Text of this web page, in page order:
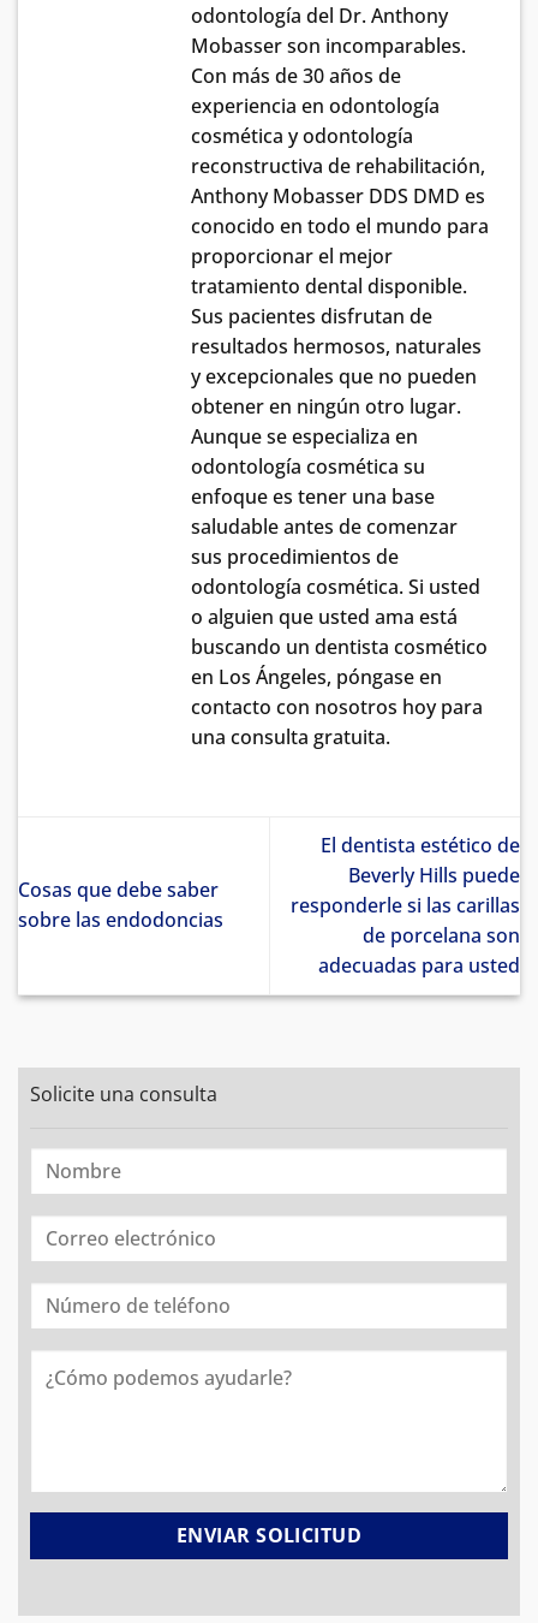
odontología del Dr. Anthony
Mobasser son incomparables.
Con más de 30 años de
experiencia en odontología
cosmética y odontología
reconstructiva de rehabilitación,
Anthony Mobasser DDS DMD es
conocido en todo el mundo para
proporcionar el mejor
tratamiento dental disponible.
Sus pacientes disfrutan de
resultados hermosos, naturales
y excepcionales que no pueden
obtener en ningún otro lugar.
Aunque se especializa en
odontología cosmética su
enfoque es tener una base
saludable antes de comenzar
sus procedimientos de
odontología cosmética. Si usted
o alguien que usted ama está
buscando un dentista cosmético
en Los Ángeles, póngase en
contacto con nosotros hoy para
una consulta gratuita.
Cosas que debe saber
sobre las endodoncias
El dentista estético de
Beverly Hills puede
responderle si las carillas
de porcelana son
adecuadas para usted
Solicite una consulta